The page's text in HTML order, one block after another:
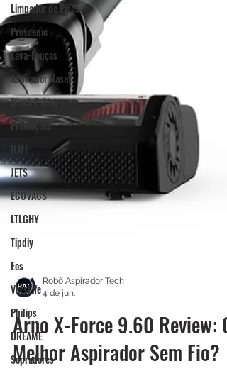
Limpador de Pisos
Proscenic
Lava-Louças
Aspirador Nasal
Black Friday
Promoções
ILIFE
JETS
ECOVACS
LTLGHY
Tipdiy
Eos
VersLife
Philips
DREAME
Sopradores
Robô Aspirador Tech
4 de jun.